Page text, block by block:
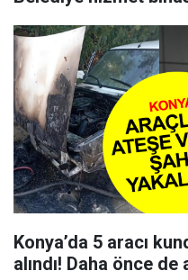
Konya’da 5 aracı
alındı! Daha önce